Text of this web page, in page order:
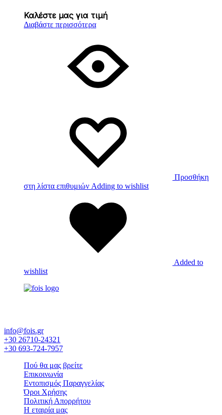
Καλέστε μας για τιμή
Διαβάστε περισσότερα
Προσθήκη
στη λίστα επιθυμιών Adding to wishlist
Added to
wishlist
info@fois.gr
+30 26710-24321
+30 693-724-7957
Πού θα μας βρείτε
Επικοινωνία
Εντοπισμός Παραγγελίας
Όροι Χρήσης
Πολιτική Απορρήτου
Η εταιρία μας